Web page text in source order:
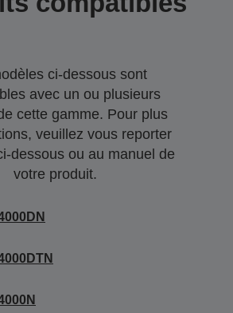
ci-dessous sont
avec un ou plusieurs
cette gamme. Pour plus
veuillez vous reporter
dessous ou au manuel de
votre produit.